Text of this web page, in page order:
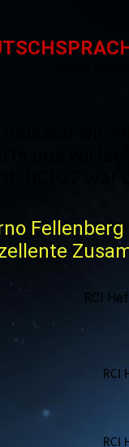
aus
72, 4/
RCI
RCI